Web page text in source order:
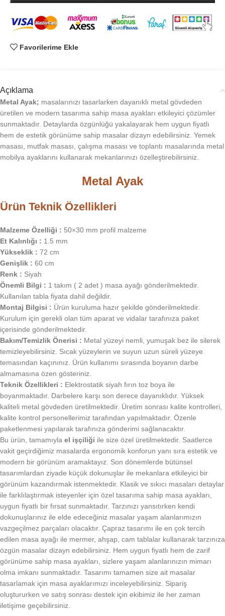
Favorilerime Ekle
Açıklama
Metal Ayak; masalarınızı tasarlarken dayanıklı metal gövdeden
üretilen ve modern tasarıma sahip masa ayakları etkileyici çözümler
sunmaktadır. Detaylarda özgünlüğü yakalayarak hem uygun fiyatlı
hem de estetik görünüme sahip masalar dizayn edebilirsiniz. Yemek
masası, mutfak masası, çalışma masası ve toplantı masalarında metal
mobilya ayaklarını kullanarak mekanlarınızı özelleştirebilirsiniz.
Metal Ayak
Ürün Teknik Özellikleri
Malzeme Özelliği : 50×30 mm profil malzeme
Et Kalınlığı : 1.5 mm
Yükseklik : 72 cm
Genişlik : 60 cm
Renk : Siyah
Önemli Bilgi : 1 takım ( 2 adet ) masa ayağı gönderilmektedir.
Kullanılan tabla fiyata dahil değildir.
Montaj Bilgisi : Ürün kuruluma hazır şekilde gönderilmektedir.
Kurulum için gerekli olan tüm aparat ve vidalar tarafınıza paket
içerisinde gönderilmektedir.
Bakım/Temizlik Önerisi : Metal yüzeyi nemli, yumuşak bez ile silerek
temizleyebilirsiniz. Sıcak yüzeylerin ve suyun uzun süreli yüzeye
temasından kaçınınız. Ürün kullanımı sırasında boyanın darbe
almamasına özen gösteriniz.
Teknik Özellikleri : Elektrostatik siyah fırın toz boya ile
boyanmaktadır. Darbelere karşı son derece dayanıklıdır. Yüksek
kaliteli metal gövdeden üretilmektedir. Üretim sonrası kalite kontrolleri,
kalite kontrol personellerimiz tarafından yapılmaktadır. Özenle
paketlenmesi yapılarak tarafınıza gönderimi sağlanacaktır.
Bu ürün, tamamıyla el işçiliği ile size özel üretilmektedir. Saatlerce
vakit geçirdiğimiz masalarda ergonomik konforun yanı sıra estetik ve
modern bir görünüm aramaktayız. Son dönemlerde bütünsel
tasarımlardan ziyade küçük dokunuşlar ile mekanlara etkileyici bir
görünüm kazandırmak istenmektedir. Klasik ve sıkıcı masaları detaylar
ile farklılaştırmak isteyenler için özel tasarıma sahip masa ayakları,
uygun fiyatlı bir fırsat sunmaktadır. Tarzınızı yansıtırken kendi
dokunuşlarınız ile elde edeceğiniz masalar yaşam alanlarımızın
vazgeçilmez parçaları olacaktır. Çapraz tasarımı ile en çok tercih
edilen masa ayağı ile mermer, ahşap, cam tablalar kullanarak tarzınıza
özgün masalar dizayn edebilirsiniz. Hem uygun fiyatlı hem de zarif
görünüme sahip masa ayakları, sizlere yaşam alanlarınızın mimarı
olma imkanı sunmaktadır. Tasarımı tamamen size ait masalar
tasarlamak için masa ayaklarımızı inceleyebilirsiniz. Sipariş
oluştururken ve satış sonrası destek için ekibimiz ile her zaman
iletişime geçebilirsiniz.